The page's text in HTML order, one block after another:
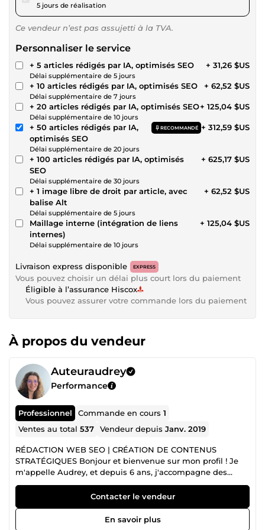
5 jours de réalisation
Ce vendeur n’est pas assujetti à la TVA.
Personnaliser le service
+ 5 articles rédigés par IA, optimisés SEO
Délai supplémentaire de 5 jours
+ 31,26 $US
+ 10 articles rédigés par IA, optimisés SEO
Délai supplémentaire de 7 jours
+ 62,52 $US
+ 20 articles rédigés par IA, optimisés SEO
Délai supplémentaire de 10 jours
+ 125,04 $US
+ 50 articles rédigés par IA,
optimisés SEO
RECOMMANDÉ
Délai supplémentaire de 20 jours
+ 312,59 $US
+ 100 articles rédigés par IA, optimisés
SEO
Délai supplémentaire de 30 jours
+ 625,17 $US
+ 1 image libre de droit par article, avec
balise Alt
Délai supplémentaire de 5 jours
+ 62,52 $US
Maillage interne (intégration de liens
internes)
Délai supplémentaire de 10 jours
+ 125,04 $US
Livraison express disponible EXPRESS
Vous pouvez choisir un délai plus court lors du paiement
Éligible à l’assurance Hiscox
Vous pouvez assurer votre commande lors du paiement
À propos du vendeur
Auteuraudrey
Performance
Professionnel Commande en cours1
Ventes au total537 Vendeur depuisJanv. 2019
RÉDACTION WEB SEO | CRÉATION DE CONTENUS
STRATÉGIQUES Bonjour et bienvenue sur mon profil ! Je
m'appelle Audrey, et depuis 6 ans, j'accompagne des
entreprises qui veulent transformer leur présence en ligne
en véritable levier de développement. Ma passion pour
l'écriture et le web m'a naturellement conduit vers la
rédaction SEO. Mais très vite, j'ai compris qu'un bon
Contacter le vendeur
En savoir plus